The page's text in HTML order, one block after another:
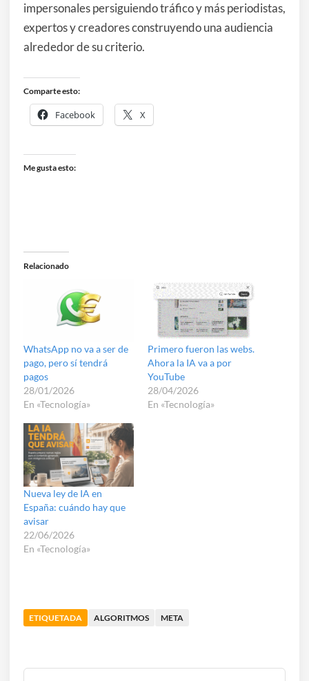
impersonales persiguiendo tráfico y más periodistas,
expertos y creadores construyendo una audiencia
alrededor de su criterio.
Comparte esto:
Facebook X
Me gusta esto:
Relacionado
WhatsApp no va a ser de
pago, pero sí tendrá
pagos
28/01/2026
En «Tecnología»
Primero fueron las webs.
Ahora la IA va a por
YouTube
28/04/2026
En «Tecnología»
Nueva ley de IA en
España: cuándo hay que
avisar
22/06/2026
En «Tecnología»
ETIQUETADA ALGORITMOS META